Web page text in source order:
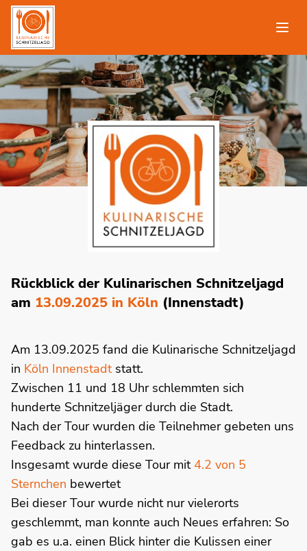
Rückblick der Kulinarischen Schnitzeljagd
am 13.09.2025 in Köln (Innenstadt)
Am 13.09.2025 fand die Kulinarische Schnitzeljagd
in Köln Innenstadt statt.
Zwischen 11 und 18 Uhr schlemmten sich
hunderte Schnitzeljäger durch die Stadt.
Nach der Tour wurden die Teilnehmer gebeten uns
Feedback zu hinterlassen.
Insgesamt wurde diese Tour mit 4.2 von 5
Sternchen bewertet
Bei dieser Tour wurde nicht nur vielerorts
geschlemmt, man konnte auch Neues erfahren: So
gab es u.a. einen Blick hinter die Kulissen einer